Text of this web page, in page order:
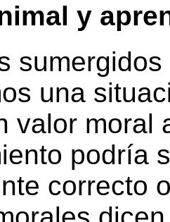
y
una
valor moral
podría
correcto